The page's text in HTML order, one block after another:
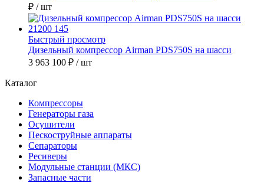
₽ / шт
Быстрый просмотр
Дизельный компрессор Airman PDS750S на шасси
3 963 100 ₽ / шт
Каталог
Компрессоры
Генераторы газа
Осушители
Пескоструйные аппараты
Сепараторы
Ресиверы
Модульные станции (МКС)
Запасные части